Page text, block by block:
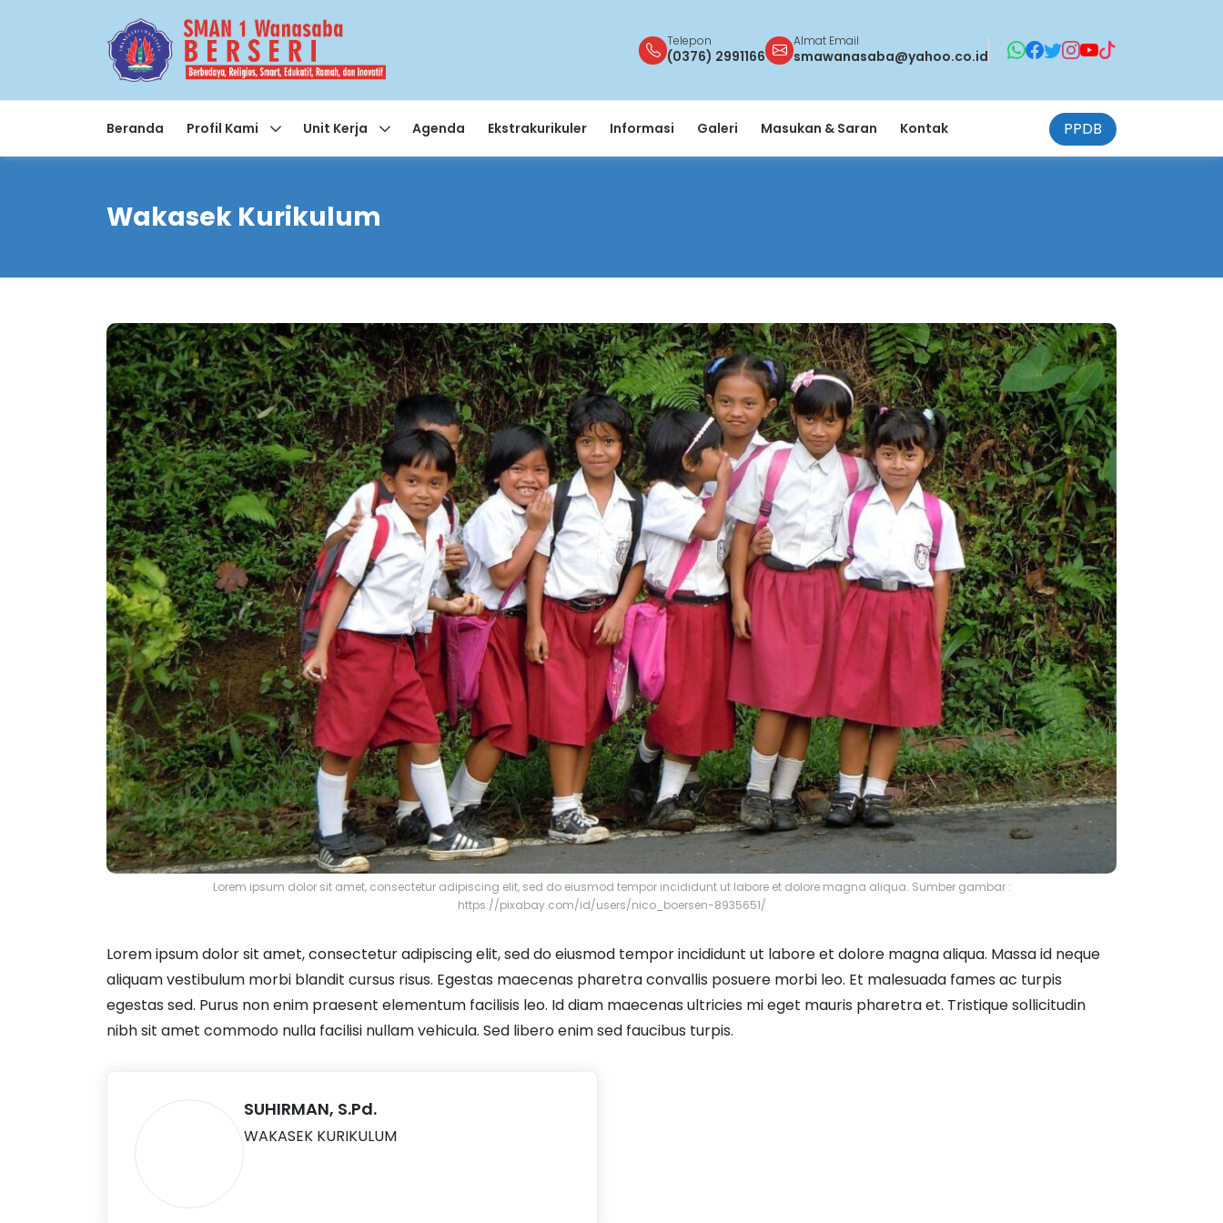
Telepon
(0376) 2991166
Almat Email
smawanasaba@yahoo.co.id
Beranda Profil Kami Unit Kerja Agenda Ekstrakurikuler Informasi Galeri Masukan & Saran Kontak PPDB
Wakasek Kurikulum
Lorem ipsum dolor sit amet, consectetur adipiscing elit, sed do eiusmod tempor incididunt ut labore et dolore magna aliqua. Sumber gambar :
https://pixabay.com/id/users/nico_boersen-8935651/
Lorem ipsum dolor sit amet, consectetur adipiscing elit, sed do eiusmod tempor incididunt ut labore et dolore magna aliqua. Massa id neque
aliquam vestibulum morbi blandit cursus risus. Egestas maecenas pharetra convallis posuere morbi leo. Et malesuada fames ac turpis
egestas sed. Purus non enim praesent elementum facilisis leo. Id diam maecenas ultricies mi eget mauris pharetra et. Tristique sollicitudin
nibh sit amet commodo nulla facilisi nullam vehicula. Sed libero enim sed faucibus turpis.
SUHIRMAN, S.Pd.
WAKASEK KURIKULUM